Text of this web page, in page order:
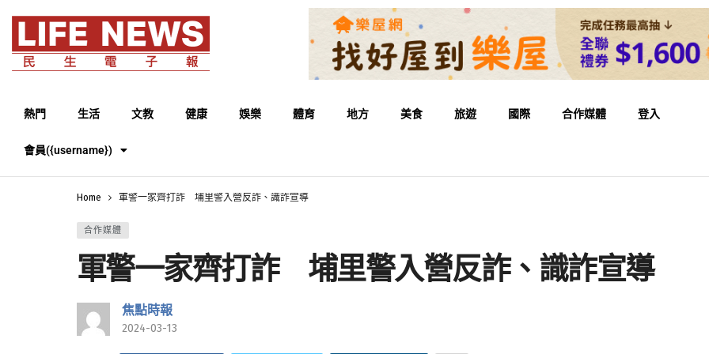
熱門 生活 文教 健康 娛樂 體育 地方 美食 旅遊 國際 合作媒體 登入
會員({username})
Home 軍警一家齊打詐 埔里警入營反詐、識詐宣導
合作媒體
軍警一家齊打詐 埔里警入營反詐、識詐宣導
焦點時報
2024-03-13